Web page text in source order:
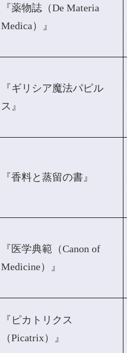
『薬物誌（De Materia
Medica）』
『ギリシア魔法パピル
ス』
『香料と蒸留の書』
『医学典範（Canon of
Medicine）』
『ピカトリクス
（Picatrix）』